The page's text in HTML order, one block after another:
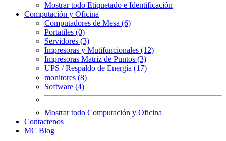
Mostrar todo Etiquetado e Identificación
Computación y Oficina
Computadores de Mesa (6)
Portatiles (0)
Servidores (3)
Impresoras y Mutifuncionales (12)
Impresoras Matriz de Puntos (3)
UPS / Respaldo de Energía (17)
monitores (8)
Software (4)
Mostrar todo Computación y Oficina
Contactenos
MC Blog